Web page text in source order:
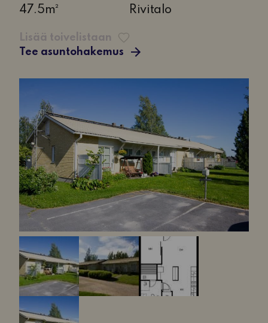
sauna
47.5m² Rivitalo
Lisää toivelistaan
Tee asuntohakemus